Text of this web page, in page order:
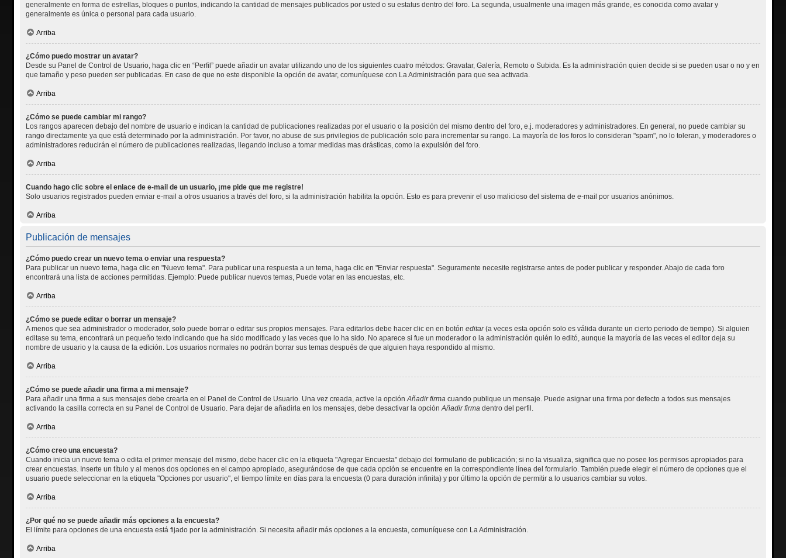
generalmente en forma de estrellas, bloques o puntos, indicando la cantidad de mensajes publicados por usted o su estatus dentro del foro. La segunda, usualmente una imagen más grande, es conocida como avatar y
generalmente es única o personal para cada usuario.
Arriba
¿Cómo puedo mostrar un avatar?
Desde su Panel de Control de Usuario, haga clic en “Perfil” puede añadir un avatar utilizando uno de los siguientes cuatro métodos: Gravatar, Galería, Remoto o Subida. Es la administración quien decide si se pueden usar o no y en
que tamaño y peso pueden ser publicadas. En caso de que no este disponible la opción de avatar, comuníquese con La Administración para que sea activada.
Arriba
¿Cómo se puede cambiar mi rango?
Los rangos aparecen debajo del nombre de usuario e indican la cantidad de publicaciones realizadas por el usuario o la posición del mismo dentro del foro, e.j. moderadores y administradores. En general, no puede cambiar su
rango directamente ya que está determinado por la administración. Por favor, no abuse de sus privilegios de publicación solo para incrementar su rango. La mayoría de los foros lo consideran "spam", no lo toleran, y moderadores o
administradores reducirán el número de publicaciones realizadas, llegando incluso a tomar medidas mas drásticas, como la expulsión del foro.
Arriba
Cuando hago clic sobre el enlace de e-mail de un usuario, ¡me pide que me registre!
Solo usuarios registrados pueden enviar e-mail a otros usuarios a través del foro, si la administración habilita la opción. Esto es para prevenir el uso malicioso del sistema de e-mail por usuarios anónimos.
Arriba
Publicación de mensajes
¿Cómo puedo crear un nuevo tema o enviar una respuesta?
Para publicar un nuevo tema, haga clic en "Nuevo tema". Para publicar una respuesta a un tema, haga clic en "Enviar respuesta". Seguramente necesite registrarse antes de poder publicar y responder. Abajo de cada foro
encontrará una lista de acciones permitidas. Ejemplo: Puede publicar nuevos temas, Puede votar en las encuestas, etc.
Arriba
¿Cómo se puede editar o borrar un mensaje?
A menos que sea administrador o moderador, solo puede borrar o editar sus propios mensajes. Para editarlos debe hacer clic en en botón editar(a veces esta opción solo es válida durante un cierto periodo de tiempo). Si alguien
editase su tema, encontrará un pequeño texto indicando que ha sido modificado y las veces que lo ha sido. No aparece si fue un moderador o la administración quién lo editó, aunque la mayoría de las veces el editor deja su
nombre de usuario y la causa de la edición. Los usuarios normales no podrán borrar sus temas después de que alguien haya respondido al mismo.
Arriba
¿Cómo se puede añadir una firma a mi mensaje?
Para añadir una firma a sus mensajes debe crearla en el Panel de Control de Usuario. Una vez creada, active la opciónAñadir firmacuando publique un mensaje. Puede asignar una firma por defecto a todos sus mensajes
activando la casilla correcta en su Panel de Control de Usuario. Para dejar de añadirla en los mensajes, debe desactivar la opciónAñadir firmadentro del perfil.
Arriba
¿Cómo creo una encuesta?
Cuando inicia un nuevo tema o edita el primer mensaje del mismo, debe hacer clic en la etiqueta "Agregar Encuesta" debajo del formulario de publicación; si no la visualiza, significa que no posee los permisos apropiados para
crear encuestas. Inserte un título y al menos dos opciones en el campo apropiado, asegurándose de que cada opción se encuentre en la correspondiente línea del formulario. También puede elegir el número de opciones que el
usuario puede seleccionar en la etiqueta "Opciones por usuario", el tiempo límite en días para la encuesta (0 para duración infinita) y por último la opción de permitir a lo usuarios cambiar su votos.
Arriba
¿Por qué no se puede añadir más opciones a la encuesta?
El límite para opciones de una encuesta está fijado por la administración. Si necesita añadir más opciones a la encuesta, comuníquese con La Administración.
Arriba